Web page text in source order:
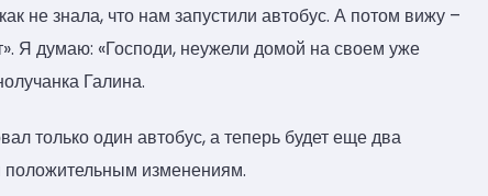
не знала, что нам запустили автобус. А потом вижу –
Я думаю: «Господи, неужели домой на своем уже
Галина.
только один автобус, а теперь будет еще два
изменениям.